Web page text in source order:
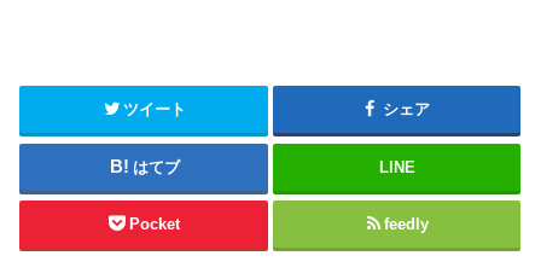
ツイート シェア
はてブ LINE
Pocket feedly